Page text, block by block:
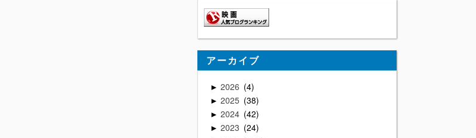
アーカイブ
► 2026 4
► 2025 38
► 2024 42
► 2023 24